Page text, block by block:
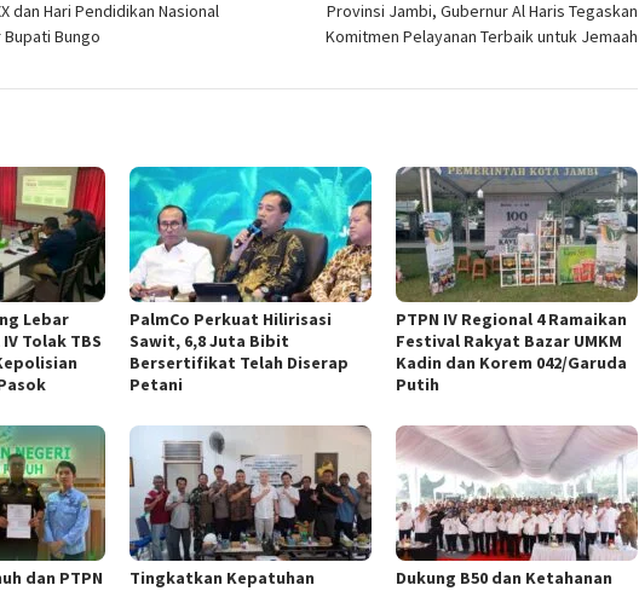
dan Hari Pendidikan Nasional
Bungo
Provinsi Jambi, Gubernur Al Haris Tegaskan
Komitmen Pelayanan Terbaik untuk Jemaah
Lebar
Tolak TBS
PalmCo Perkuat Hilirisasi
Sawit, 6,8 Juta Bibit
Bersertifikat Telah Diserap
Petani
PTPN IV Regional 4 Ramaikan
Festival Rakyat Bazar UMKM
Kadin dan Korem 042/Garuda
Putih
dan PTPN
Tingkatkan Kepatuhan
Dukung B50 dan Ketahanan